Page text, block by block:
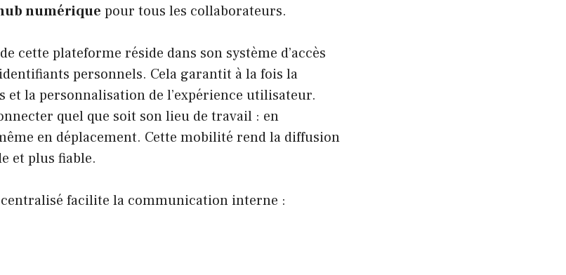
numérique pour tous les collaborateurs.
cette plateforme réside dans son système d’accès
personnels. Cela garantit à la fois la
et la personnalisation de l’expérience utilisateur.
quel que soit son lieu de travail : en
en déplacement. Cette mobilité rend la diffusion
et plus fiable.
facilite la communication interne :